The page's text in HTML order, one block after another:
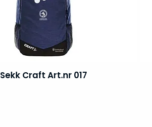
Sekk Craft Art.nr 017